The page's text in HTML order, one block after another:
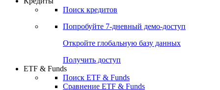
Откройте глобальную базу данных
Получить доступ
Поиск кредитов
Попробуйте7-дневный
Откройте глобальную базу данных